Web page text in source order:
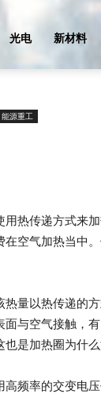
光电 新材料
能源重工
热传递方式来
空气加热当中
量以热传递的
与空气接触，
是加热圈为什么
频率的交变电